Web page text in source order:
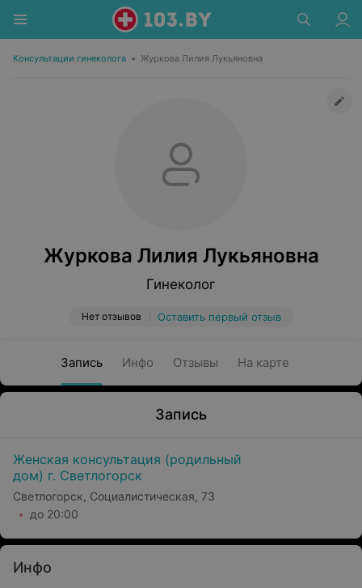
Консультации гинеколога • Журкова Лилия Лукьяновна
Журкова Лилия Лукьяновна
Гинеколог
Нет отзывов Оставить первый отзыв
Запись Инфо Отзывы На карте
Запись
Женская консультация (родильный
дом) г. Светлогорск
Светлогорск, Социалистическая, 73
до 20:00
Инфо